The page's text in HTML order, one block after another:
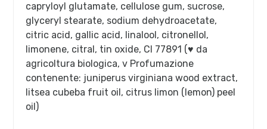
capryloyl glutamate, cellulose gum, sucrose,
glyceryl stearate, sodium dehydroacetate,
citric acid, gallic acid, linalool, citronellol,
limonene, citral, tin oxide, CI 77891 (♥ da
agricoltura biologica, v Profumazione
contenente: juniperus virginiana wood extract,
litsea cubeba fruit oil, citrus limon (lemon) peel
oil)